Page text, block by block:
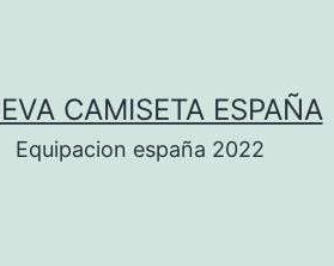
CAMISETA ESPAÑA
Equipacion españa 2022